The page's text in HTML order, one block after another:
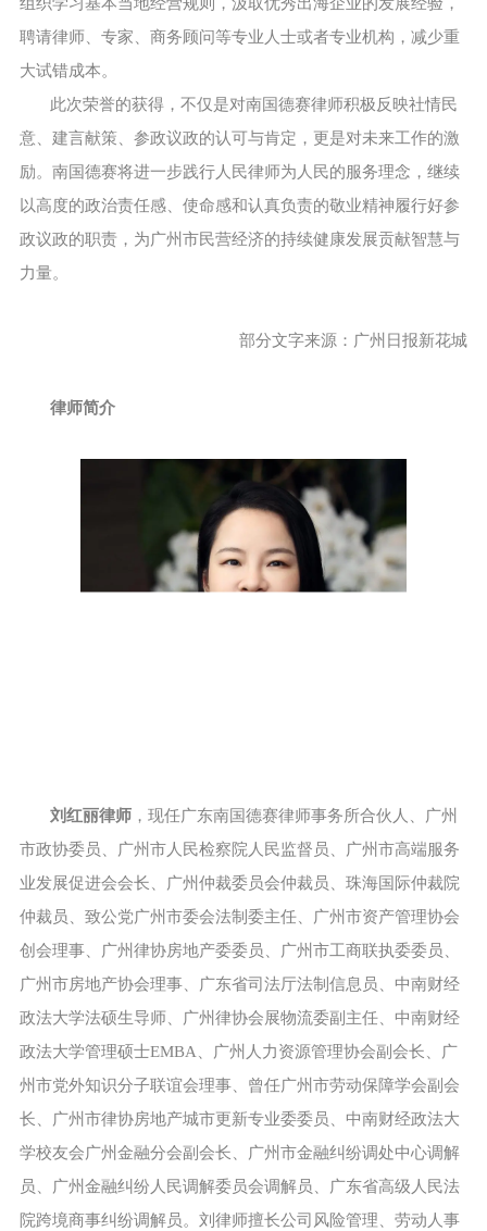
聘请律师、专家、商务顾问等专业人士或者专业机构，减少重
大试错成本。
此次荣誉的获得，不仅是对南国德赛律师积极反映社情民
意、建言献策、参政议政的认可与肯定，更是对未来工作的激
励。南国德赛将进一步践行人民律师为人民的服务理念，继续
以高度的政治责任感、使命感和认真负责的敬业精神履行好参
政议政的职责，为广州市民营经济的持续健康发展贡献智慧与
力量。
部分文字来源：广州日报新花城
律师简介
刘红丽律师 ，现任广东南国德赛律师事务所合伙人、广州
市政协委员、广州市人民检察院人民监督员、广州市高端服务
业发展促进会会长、广州仲裁委员会仲裁员、珠海国际仲裁院
仲裁员、致公党广州市委会法制委主任、广州市资产管理协会
创会理事、广州律协房地产委委员、广州市工商联执委委员、
广州市房地产协会理事、广东省司法厅法制信息员、中南财经
政法大学法硕生导师、广州律协会展物流委副主任、中南财经
政法大学管理硕士EMBA、广州人力资源管理协会副会长、广
州市党外知识分子联谊会理事、曾任广州市劳动保障学会副会
长、广州市律协房地产城市更新专业委委员、中南财经政法大
学校友会广州金融分会副会长、广州市金融纠纷调处中心调解
员、广州金融纠纷人民调解委员会调解员、广东省高级人民法
院跨境商事纠纷调解员。刘律师擅长公司风险管理、劳动人事